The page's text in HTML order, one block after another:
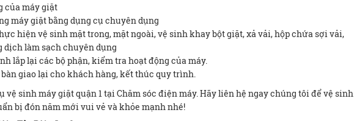
của máy giặt
máy giặt bằng dụng cụ chuyên dụng
hiện vệ sinh mặt trong, mặt ngoài, vệ sinh khay bột giặt, xả vải, hộp chứa sợi vải,
dịch làm sạch chuyên dụng
lắp lại các bộ phận, kiểm tra hoạt động của máy.
giao lại cho khách hàng, kết thúc quy trình.
vệ sinh máy giặt quận 1 tại Chăm sóc điện máy. Hãy liên hệ ngay chúng tôi để vệ sinh
bị đón năm mới vui vẻ và khỏe mạnh nhé!